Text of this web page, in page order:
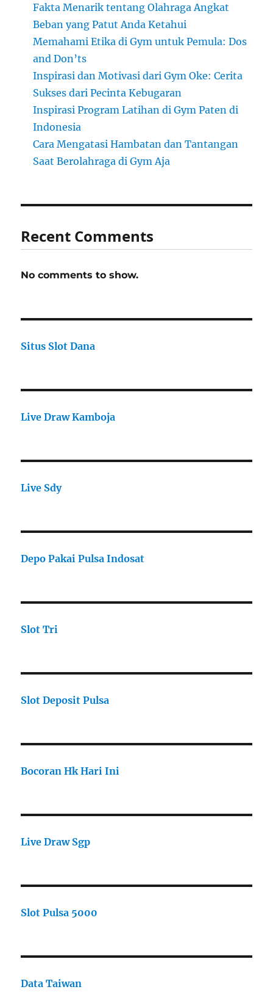
Fakta Menarik tentang Olahraga Angkat
Beban yang Patut Anda Ketahui
Memahami Etika di Gym untuk Pemula: Dos
and Don’ts
Inspirasi dan Motivasi dari Gym Oke: Cerita
Sukses dari Pecinta Kebugaran
Inspirasi Program Latihan di Gym Paten di
Indonesia
Cara Mengatasi Hambatan dan Tantangan
Saat Berolahraga di Gym Aja
Recent Comments
No comments to show.
Situs Slot Dana
Live Draw Kamboja
Live Sdy
Depo Pakai Pulsa Indosat
Slot Tri
Slot Deposit Pulsa
Bocoran Hk Hari Ini
Live Draw Sgp
Slot Pulsa 5000
Data Taiwan